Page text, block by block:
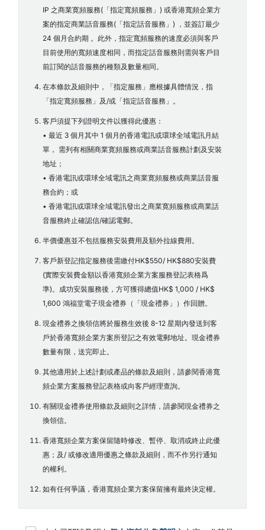
IP 之商業寛頻服務(「指定寬頻服務」) 或香港寬頻企業方
案的指定商業話音服務(「指定話音服務」) ，並簽訂最少
24 個月合約期 。此外，指定寬頻服務的速度必須與客戶
目前使用的寬頻速度相同，而指定話音服務則需與客戶目
前訂閱的話音服務的種類及數量相同。
在本條款及細則中，「指定服務」應根據具體情況，指
「指定寬頻服務」及/或「指定話音服務」。
客戶須提下列證明文件以獲得此優惠：
• 最近 3 個月其中 1 個月的香港電訊或環球全域電訊月結
單， 需列有相關商業寛頻服務或商業話音服務計劃及安裝
地址；
• 香港電訊或環球全域電訊之商業寛頻服務或商業話音服
務合約；或
• 香港電訊或環球全域電訊發出之商業寛頻服務或商業話
音服務終止確認信/確認電郵。
半價優惠並不包括服務安裝費用及額外拉線費用。
客戶新登記指定服務後需繳付HK$550/ HK$880安裝費
(實際安裝費金額以香港寬頻企業方案服務登記表格爲
準)。成功安裝服務後，方可獲得總值HK$ 1,000 / HK$
1,600 鴻福堂電子現金禮券（「現金禮券」）作回贈。
現金禮券之換領信將於服務生效後 8-12 星期內發送到客
戶於香港寬頻企業方案所登記之有效電郵地址。現金禮券
數量有限，送完即止。
其他適用於上述計劃或產品的條款及細則，請參閱香港寬
頻企業方案服務登記表格或向客戶經理查詢。
有關現金禮券使用條款及細則之詳情，請參閱現金禮券之
換領信。
香港寬頻企業方案保留隨時修改、暫停、取消或終止此優
惠；及/ 或修改適用優惠之條款及細則，而不作另行通知
的權利。
如有任何爭議，香港寬頻企業方案保留擁有最終決定權。
T